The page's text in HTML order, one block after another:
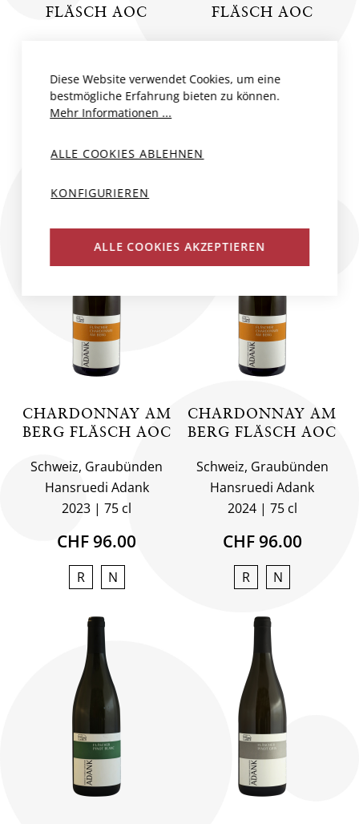
FLÄSCH AOC
2022 75 cl
CHF 46.50
FLÄSCH AOC
2025
75 cl
CHARDONNAY AM
BERG FLÄSCH AOC
Schweiz, Graubünden
Hansruedi Adank
2023
75 cl
CHF 96.00
R N
CHARDONNAY AM
BERG FLÄSCH AOC
Schweiz, Graubünden
Hansruedi Adank
2024
75 cl
CHF 96.00
R N
Diese Website verwendet Cookies, um eine
bestmögliche Erfahrung bieten zu können.
Mehr Informationen ...
ALLE COOKIES ABLEHNEN
KONFIGURIEREN
ALLE COOKIES AKZEPTIEREN